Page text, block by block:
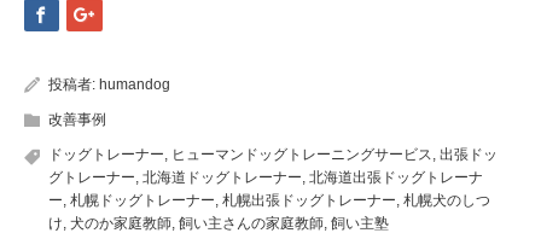
投稿者: humandog
改善事例
ドッグトレーナー, ヒューマンドッグトレーニングサービス, 出張ドッ
グトレーナー, 北海道ドッグトレーナー, 北海道出張ドッグトレーナ
ー, 札幌ドッグトレーナー, 札幌出張ドッグトレーナー, 札幌犬のしつ
け, 犬のか家庭教師, 飼い主さんの家庭教師, 飼い主塾